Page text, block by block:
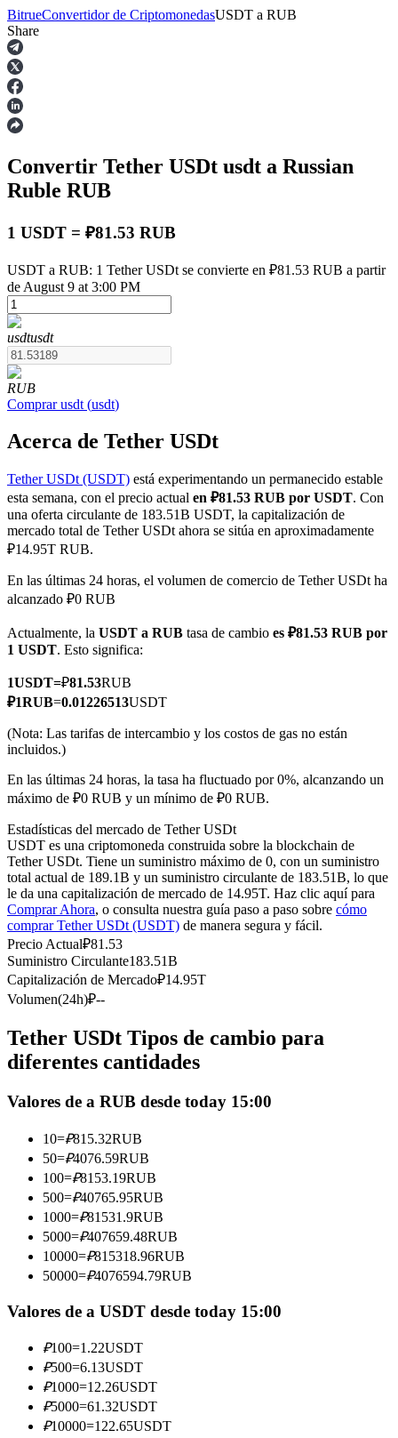
Futuros
Futuros del USDT
Futuros que utilizan USDT como garantía
Futuros COIN-M
Futuros de criptomonedas
TradFi
Derivados de acciones, divisas, metales preciosos y materias
Futuros del USDC
Futuros que utilizan USDC como garantía
Únete a los mejores traders
Conviértete en un Trader de Copia
Disfruta del reparto de beneficios y comisiones de copy trading
BitrueConvertidor de CriptomonedasUSDT a RUB
Share
Convertir Tether USDt usdt a Russian
Ruble RUB
1 USDT = ₽81.53 RUB
USDT a RUB: 1 Tether USDt se convierte en ₽81.53 RUB a partir
de August 9 at 3:00 PM
usdtusdt
RUB
Comprar usdt (usdt)
Acerca de Tether USDt
Tether USDt (USDT) está experimentando un permanecido estable
esta semana, con el precio actual en ₽81.53 RUB por USDT. Con
una oferta circulante de 183.51B USDT, la capitalización de
mercado total de Tether USDt ahora se sitúa en aproximadamente
₽14.95T RUB.
En las últimas 24 horas, el volumen de comercio de Tether USDt ha
alcanzado ₽0 RUB
Actualmente, la USDT a RUB tasa de cambio es ₽81.53 RUB por
1 USDT. Esto significa:
1USDT=₽81.53RUB
₽1RUB=0.01226513USDT
(Nota: Las tarifas de intercambio y los costos de gas no están
incluidos.)
En las últimas 24 horas, la tasa ha fluctuado por 0%, alcanzando un
máximo de ₽0 RUB y un mínimo de ₽0 RUB.
Estadísticas del mercado de Tether USDt
USDT es una criptomoneda construida sobre la blockchain de
Tether USDt. Tiene un suministro máximo de 0, con un suministro
total actual de 189.1B y un suministro circulante de 183.51B, lo que
le da una capitalización de mercado de 14.95T. Haz clic aquí para
Comprar Ahora, o consulta nuestra guía paso a paso sobre cómo
comprar Tether USDt (USDT) de manera segura y fácil.
Precio Actual₽81.53
Suministro Circulante183.51B
Capitalización de Mercado₽14.95T
Volumen(24h)₽--
Tether USDt Tipos de cambio para
diferentes cantidades
Valores de a RUB desde today 15:00
10=₽815.32RUB
50=₽4076.59RUB
100=₽8153.19RUB
500=₽40765.95RUB
1000=₽81531.9RUB
5000=₽407659.48RUB
10000=₽815318.96RUB
50000=₽4076594.79RUB
Valores de a USDT desde today 15:00
₽100=1.22USDT
₽500=6.13USDT
₽1000=12.26USDT
₽5000=61.32USDT
₽10000=122.65USDT